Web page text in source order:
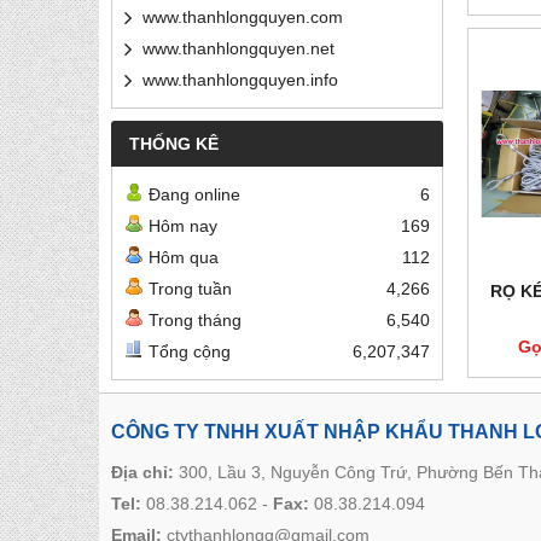
www.thanhlongquyen.com
www.thanhlongquyen.net
www.thanhlongquyen.info
THỐNG KÊ
Đang online
6
Hôm nay
169
Hôm qua
112
Trong tuần
4,266
Trong tháng
6,540
Tổng cộng
6,207,347
RỌ
CÔNG TY TNHH XUẤT NHẬP KHẨU THANH
Địa chỉ: 300, Lầu 3, Nguyễn Công Trứ, Phường Bến
Tel: 08.38.214.062 - Fax: 08.38.214.094
Email: ctythanhlongq@gmail.com